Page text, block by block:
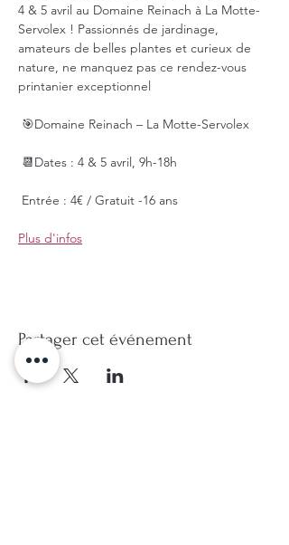
4 & 5 avril au Domaine Reinach à La Motte-
Servolex ! Passionnés de jardinage,
amateurs de belles plantes et curieux de
nature, ne manquez pas ce rendez-vous
printanier exceptionnel
🎯Domaine Reinach – La Motte-Servolex
📆Dates : 4 & 5 avril, 9h-18h
Entrée : 4€ / Gratuit -16 ans
Plus d'infos
Partager cet événement